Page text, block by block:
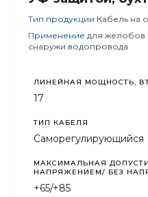
Тип продукции Кабель на
Применение для желобов
снаружи водопровода
ЛИНЕЙНАЯ МОЩНОСТЬ,
17
ТИП КАБЕЛЯ
Саморегулирующийся
МАКСИМАЛЬНАЯ
НАПРЯЖЕНИЕМ/ БЕЗ
+65/+85